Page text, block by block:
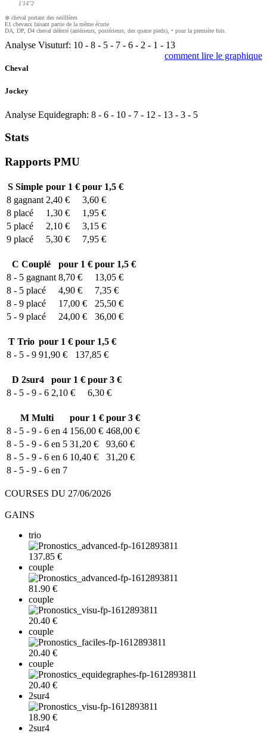
1'14"2
⊗ cheval portant des oeilllères
E1 chevaux faisant partie de la même écurie
DA, DP, D4 cheval déferré (antérieurs, postérieurs, des quatre pieds), • pour la première fois.
Analyse Visuturf: 10 - 8 - 5 - 7 - 6 - 2 - 1 - 13
comment lire le graphique
Cheval
Jockey
Analyse Equidegraph: 8 - 6 - 10 - 7 - 12 - 13 - 3 - 5
Stats
Rapports PMU
SSimple pour 1 € pour 1,5 €
8 gagnant 2,40 €
3,60 €
8 placé 1,30 €
1,95 €
5 placé 2,10 €
3,15 €
9 placé 5,30 € 7,95 €
C Couplé pour 1 € pour 1,5 €
8 - 5 gagnant 8,70 €
13,05 €
8 - 5 placé 4,90 €
7,35 €
8 - 9 placé 17,00 €
25,50 €
5 - 9 placé 24,00 € 36,00 €
T Trio pour 1 € pour 1,5 €
8 - 5 - 9 91,90 € 137,85 €
D 2sur4 pour 1 € pour 3 €
8 - 5 - 9 - 6 2,10 € 6,30 €
M Multi pour 1 € pour 3 €
8 - 5 - 9 - 6 en 4 156,00 € 468,00 €
8 - 5 - 9 - 6 en 5 31,20 €
93,60 €
8 - 5 - 9 - 6 en 6 10,40 €
31,20 €
8 - 5 - 9 - 6 en 7
COURSES DU 27/06/2026
GAINS
trio
137.85 €
couple
81.90 €
couple
20.40 €
couple
20.40 €
couple
20.40 €
2sur4
18.90 €
2sur4